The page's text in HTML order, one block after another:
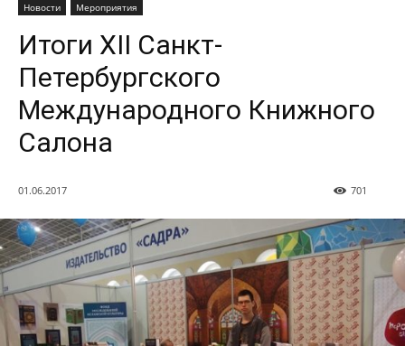
Новости Мероприятия
Итоги XII Санкт-
Петербургского
Международного Книжного
Салона
01.06.2017 701